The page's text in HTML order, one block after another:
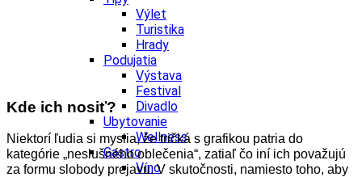
Výlet
Turistika
Hrady
Podujatia
Výstava
Festival
Divadlo
Ubytovanie
Wellness
Gastro
Víno
Kde ich nosiť?
Niektorí ľudia si myslia, že tričká s grafikou patria do
kategórie „neslušného oblečenia“, zatiaľ čo iní ich považujú
za formu slobody prejavu. V skutočnosti, namiesto toho, aby